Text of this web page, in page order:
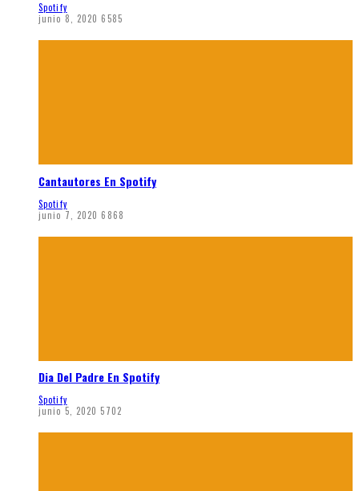
Spotify
junio 8, 2020 6585
Cantautores En Spotify
Spotify
junio 7, 2020 6868
Dia Del Padre En Spotify
Spotify
junio 5, 2020 5702